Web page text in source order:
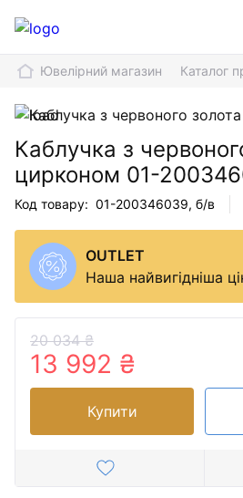
Ювелірний магазин Каталог
Каблучка з
цирконом 01-
Код товару: 01-200346039, б/в
OUTLET
Наша найвигідніша
20 034 ₴
13 992 ₴
Купити